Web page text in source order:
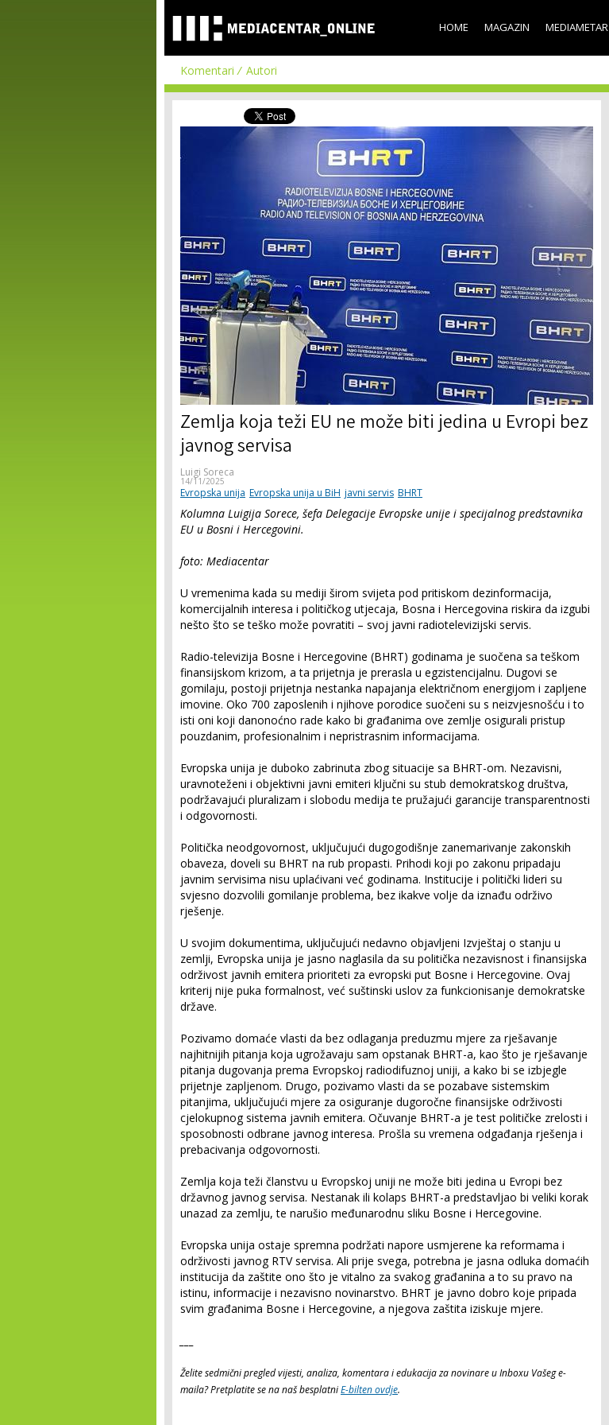
main
content
HOME MAGAZIN MEDIAMETAR
Komentari Autori
Zemlja koja teži EU ne može biti jedina u Evropi bez
javnog servisa
Luigi Soreca
14/11/2025
Evropska unija Evropska unija u BiH javni servis BHRT
Kolumna Luigija Sorece, šefa Delegacije Evropske unije i specijalnog predstavnika
EU u Bosni i Hercegovini.
foto: Mediacentar
U vremenima kada su mediji širom svijeta pod pritiskom dezinformacija,
komercijalnih interesa i političkog utjecaja, Bosna i Hercegovina riskira da izgubi
nešto što se teško može povratiti – svoj javni radiotelevizijski servis.
Radio-televizija Bosne i Hercegovine (BHRT) godinama je suočena sa teškom
finansijskom krizom, a ta prijetnja je prerasla u egzistencijalnu. Dugovi se
gomilaju, postoji prijetnja nestanka napajanja električnom energijom i zapljene
imovine. Oko 700 zaposlenih i njihove porodice suočeni su s neizvjesnošću i to
isti oni koji danonoćno rade kako bi građanima ove zemlje osigurali pristup
pouzdanim, profesionalnim i nepristrasnim informacijama.
Evropska unija je duboko zabrinuta zbog situacije sa BHRT-om. Nezavisni,
uravnoteženi i objektivni javni emiteri ključni su stub demokratskog društva,
podržavajući pluralizam i slobodu medija te pružajući garancije transparentnosti
i odgovornosti.
Politička neodgovornost, uključujući dugogodišnje zanemarivanje zakonskih
obaveza, doveli su BHRT na rub propasti. Prihodi koji po zakonu pripadaju
javnim servisima nisu uplaćivani već godinama. Institucije i politički lideri su
svjesno dozvolili gomilanje problema, bez ikakve volje da iznađu održivo
rješenje.
U svojim dokumentima, uključujući nedavno objavljeni Izvještaj o stanju u
zemlji, Evropska unija je jasno naglasila da su politička nezavisnost i finansijska
održivost javnih emitera prioriteti za evropski put Bosne i Hercegovine. Ovaj
kriterij nije puka formalnost, već suštinski uslov za funkcionisanje demokratske
države.
Pozivamo domaće vlasti da bez odlaganja preduzmu mjere za rješavanje
najhitnijih pitanja koja ugrožavaju sam opstanak BHRT-a, kao što je rješavanje
pitanja dugovanja prema Evropskoj radiodifuznoj uniji, a kako bi se izbjegle
prijetnje zapljenom. Drugo, pozivamo vlasti da se pozabave sistemskim
pitanjima, uključujući mjere za osiguranje dugoročne finansijske održivosti
cjelokupnog sistema javnih emitera. Očuvanje BHRT-a je test političke zrelosti i
sposobnosti odbrane javnog interesa. Prošla su vremena odgađanja rješenja i
prebacivanja odgovornosti.
Zemlja koja teži članstvu u Evropskoj uniji ne može biti jedina u Evropi bez
državnog javnog servisa. Nestanak ili kolaps BHRT-a predstavljao bi veliki korak
unazad za zemlju, te narušio međunarodnu sliku Bosne i Hercegovine.
Evropska unija ostaje spremna podržati napore usmjerene ka reformama i
održivosti javnog RTV servisa. Ali prije svega, potrebna je jasna odluka domaćih
institucija da zaštite ono što je vitalno za svakog građanina a to su pravo na
istinu, informacije i nezavisno novinarstvo. BHRT je javno dobro koje pripada
svim građanima Bosne i Hercegovine, a njegova zaštita iziskuje mjere.
Želite sedmični pregled vijesti, analiza, komentara i edukacija za novinare u Inboxu Vašeg e-
maila? Pretplatite se na naš besplatniE-bilten ovdje.